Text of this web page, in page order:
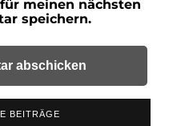
meinen nächsten
speichern.
BEITRÄGE